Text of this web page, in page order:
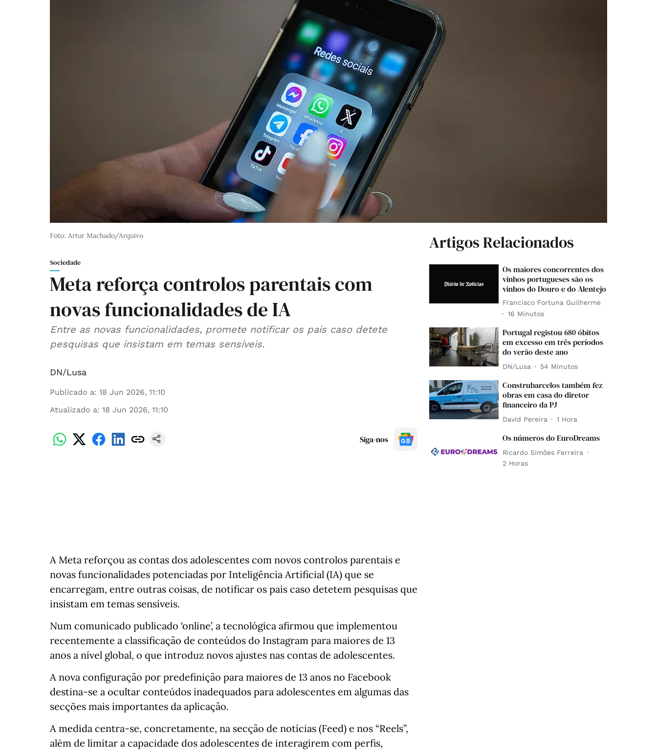
Foto: Artur Machado/Arquivo
Sociedade
Meta reforça controlos parentais com
novas funcionalidades de IA
Entre as novas funcionalidades, promete notificar os pais caso detete
pesquisas que insistam em temas sensíveis.
DN/Lusa
Publicado a: 18 Jun 2026, 11:10
Atualizado a: 18 Jun 2026, 11:10
Siga-nos
A Meta reforçou as contas dos adolescentes com novos controlos parentais e
novas funcionalidades potenciadas por Inteligência Artificial (IA) que se
encarregam, entre outras coisas, de notificar os pais caso detetem pesquisas que
insistam em temas sensíveis.
Num comunicado publicado ‘online’, a tecnológica afirmou que implementou
recentemente a classificação de conteúdos do Instagram para maiores de 13
anos a nível global, o que introduz novos ajustes nas contas de adolescentes.
A nova configuração por predefinição para maiores de 13 anos no Facebook
destina-se a ocultar conteúdos inadequados para adolescentes em algumas das
secções mais importantes da aplicação.
A medida centra-se, concretamente, na secção de notícias (Feed) e nos “Reels”,
além de limitar a capacidade dos adolescentes de interagirem com perfis,
Artigos Relacionados
Os maiores concorrentes dos
vinhos portugueses são os
vinhos do Douro e do Alentejo
Francisco Fortuna Guilherme
16 Minutos
Portugal registou 680 óbitos
em excesso em três períodos
do verão deste ano
DN/Lusa 54 Minutos
Construbarcelos também fez
obras em casa do diretor
financeiro da PJ
David Pereira 1 Hora
Os números do EuroDreams
Ricardo Simões Ferreira
2 Horas